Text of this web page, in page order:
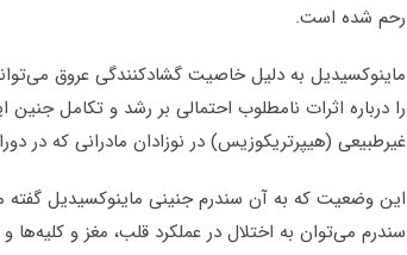
رحم شده است.
ماینوکسیدیل به دلیل خاصیت گشادکنندگی عروق
را درباره اثرات نامطلوب احتمالی بر رشد و تکامل جنین
غیرطبیعی (هیپرتریکوزیس) در نوزادان مادرانی که در
این وضعیت که به آن سندرم جنینی ماینوکسیدیل
سندرم می‌توان به اختلال در عملکرد قلب، مغز و کلیه‌ها